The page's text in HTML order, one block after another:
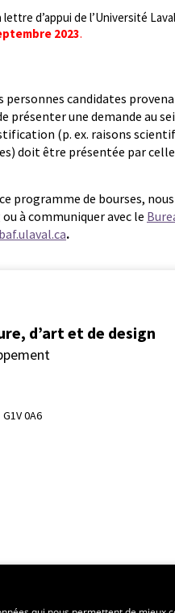
d’appui de l’Université
2023.
candidates
présenter une demande au
(p. ex. raisons
doit être présentée par
de bourses,
ou à communiquer avec le
.
d’art et de design
0A6